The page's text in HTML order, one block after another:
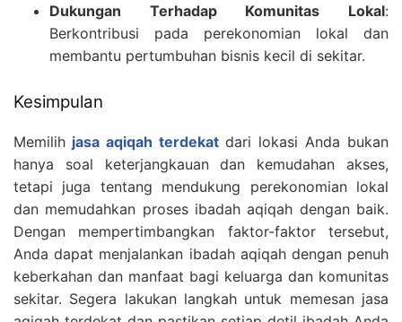
Dukungan Terhadap Komunitas Lokal:
Berkontribusi pada perekonomian lokal dan
membantu pertumbuhan bisnis kecil di sekitar.
Kesimpulan
Memilih jasa aqiqah terdekatdari lokasi Anda bukan
hanya soal keterjangkauan dan kemudahan akses,
tetapi juga tentang mendukung perekonomian lokal
dan memudahkan proses ibadah aqiqah dengan baik.
Dengan mempertimbangkan faktor-faktor tersebut,
Anda dapat menjalankan ibadah aqiqah dengan penuh
keberkahan dan manfaat bagi keluarga dan komunitas
sekitar. Segera lakukan langkah untuk memesan jasa